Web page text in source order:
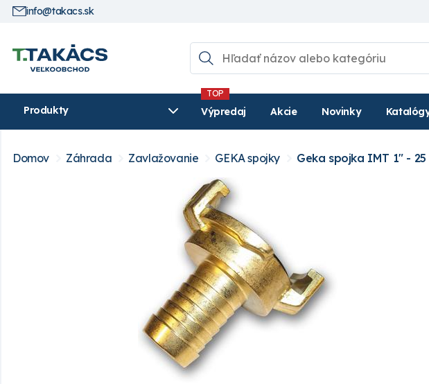
info@takacs.sk
Produkty Výpredaj Akcie Novinky
Domov Záhrada Zavlažovanie GEKA spojky Geka spojka IMT 1" -